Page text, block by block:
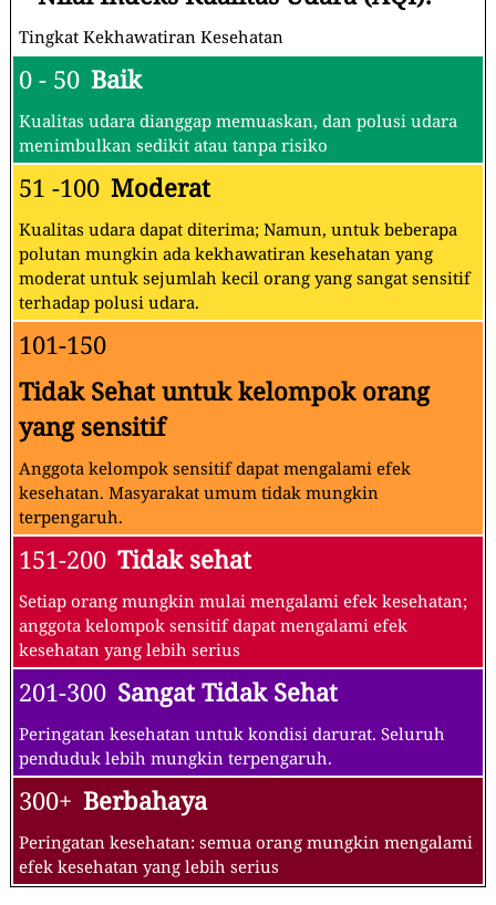
Tingkat Kekhawatiran Kesehatan
0 - 50 Baik
Kualitas udara dianggap memuaskan, dan polusi udara
menimbulkan sedikit atau tanpa risiko
51 -100 Moderat
Kualitas udara dapat diterima; Namun, untuk beberapa
polutan mungkin ada kekhawatiran kesehatan yang
moderat untuk sejumlah kecil orang yang sangat sensitif
terhadap polusi udara.
101-150
Tidak Sehat untuk kelompok orang
yang sensitif
Anggota kelompok sensitif dapat mengalami efek
kesehatan. Masyarakat umum tidak mungkin
terpengaruh.
151-200 Tidak sehat
Setiap orang mungkin mulai mengalami efek kesehatan;
anggota kelompok sensitif dapat mengalami efek
kesehatan yang lebih serius
201-300 Sangat Tidak Sehat
Peringatan kesehatan untuk kondisi darurat. Seluruh
penduduk lebih mungkin terpengaruh.
300+ Berbahaya
Peringatan kesehatan: semua orang mungkin mengalami
efek kesehatan yang lebih serius